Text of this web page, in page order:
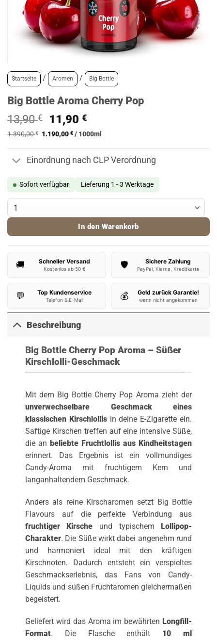
Startseite / Aromen / Big Bottle
Big Bottle Aroma Cherry Pop
13,90€
Ursprünglicher
Preis
13,90 €
11,90€Aktueller
Preis
11,90 €.
1.390,00€ 1.190,00€ / 1000ml
Einordnung nach CLP Verordnung
Sofort verfügbar Lieferung 1 - 3 Werktage
Big Bottle Aroma Cherry Pop Menge
In den Warenkorb
🚚 Schneller Versand
Kostenlos ab 50 € 🛡️ Sichere Zahlung
PayPal, Klarna, Kreditkarte
💬 Top Kundenservice
Telefon & E-Mail 💰 Geld zurück Garantie!
wenn nicht angekommen
Beschreibung
Big Bottle Cherry Pop Aroma – Süßer
Kirschlolli-Geschmack
Mit dem Big Bottle Cherry Pop Aroma zieht der
unverwechselbare Geschmack eines
klassischen Kirschlollisin deine E-Zigarette ein.
Saftige Kirschen treffen auf eine intensive Süße,
die an beliebte Fruchtlollis aus Kindheitstagen
erinnert. Das Ergebnis ist ein vollmundiges
Candy-Aroma mit fruchtigem Kern und
langanhaltendem Geschmack.
Anders als reine Kirscharomen setzt Big Bottle
Flavoursauf die perfekte Verbindung aus
fruchtiger Kirsche und typischem Lollipop-
Charakter. Die Süße wirkt dabei angenehm rund
und harmoniert ideal mit den kräftigen
Kirschnoten. Dadurch entsteht ein verspieltes
Geschmackserlebnis, das Fans von Candy-
Liquids und süßen Fruchtaromen gleichermaßen
begeistert.
Geliefert wird das Aroma im bewährten Longfill-
Format. Die Flasche enthält 10 ml